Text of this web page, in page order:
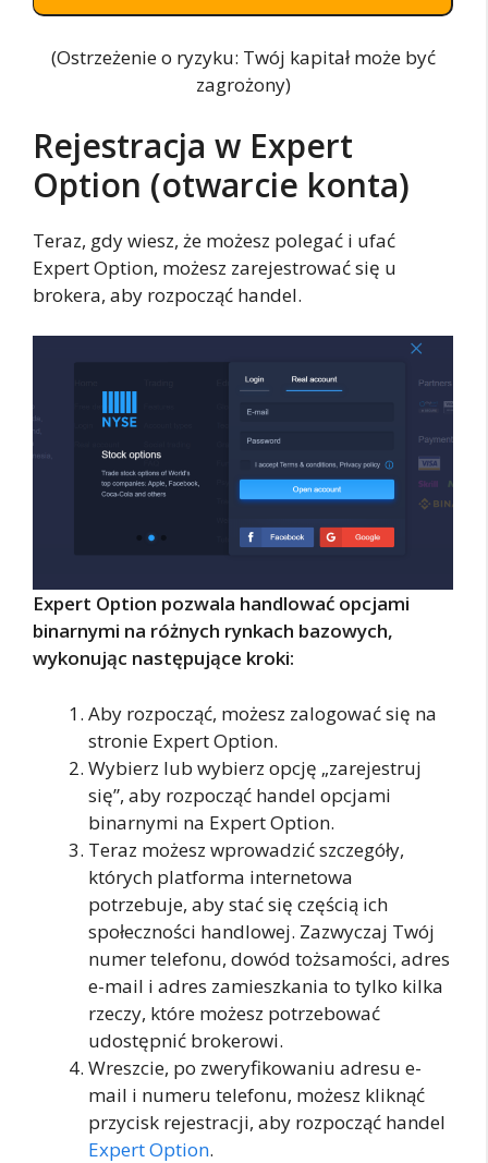
(Ostrzeżenie o ryzyku: Twój kapitał może być
zagrożony)
Rejestracja w Expert
Option (otwarcie konta)
Teraz, gdy wiesz, że możesz polegać i ufać
Expert Option, możesz zarejestrować się u
brokera, aby rozpocząć handel.
Expert Option pozwala handlować opcjami
binarnymi na różnych rynkach bazowych,
wykonując następujące kroki:
Aby rozpocząć, możesz zalogować się na
stronie Expert Option.
Wybierz lub wybierz opcję „zarejestruj
się”, aby rozpocząć handel opcjami
binarnymi na Expert Option.
Teraz możesz wprowadzić szczegóły,
których platforma internetowa
potrzebuje, aby stać się częścią ich
społeczności handlowej. Zazwyczaj Twój
numer telefonu, dowód tożsamości, adres
e-mail i adres zamieszkania to tylko kilka
rzeczy, które możesz potrzebować
udostępnić brokerowi.
Wreszcie, po zweryfikowaniu adresu e-
mail i numeru telefonu, możesz kliknąć
przycisk rejestracji, aby rozpocząć handel
Expert Option.